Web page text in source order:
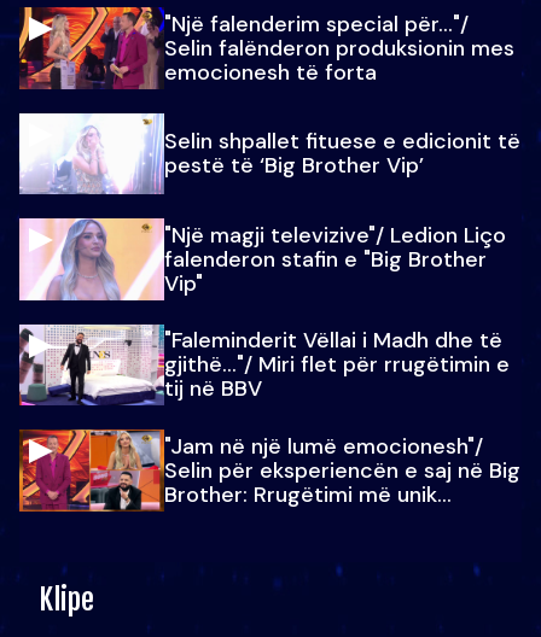
"Një falenderim special për…"/
Selin falënderon produksionin mes
emocionesh të forta
Selin shpallet fituese e edicionit të
pestë të ‘Big Brother Vip’
"Një magji televizive"/ Ledion Liço
falenderon stafin e "Big Brother
Vip"
"Faleminderit Vëllai i Madh dhe të
gjithë…"/ Miri flet për rrugëtimin e
tij në BBV
"Jam në një lumë emocionesh"/
Selin për eksperiencën e saj në Big
Brother: Rrugëtimi më unik…
Klipe